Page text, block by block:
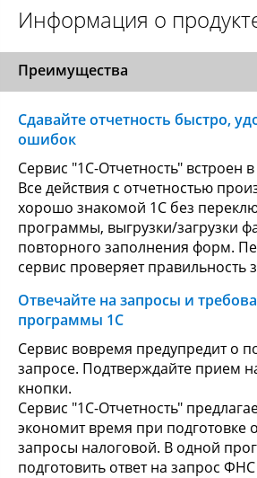
Информация о
Преимущества
Сдавайте отчетность быстро,
ошибок
Сервис "1С-Отчетность" встроен
Все действия с отчетностью
хорошо знакомой 1С без
программы, выгрузки/загрузки
повторного заполнения форм.
сервис проверяет правильность
Отвечайте на запросы и
программы 1С
Сервис вовремя предупредит о
запросе. Подтверждайте прием
кнопки.
Сервис "1С-Отчетность"
экономит время при подготовке
запросы налоговой. В одной
подготовить ответ на запрос